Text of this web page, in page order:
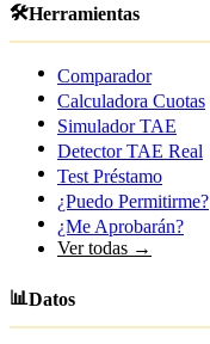
🛠️Herramientas
Comparador
Calculadora Cuotas
Simulador TAE
Detector TAE Real
Test Préstamo
¿Puedo Permitirme?
¿Me Aprobarán?
Ver todas →
📊Datos